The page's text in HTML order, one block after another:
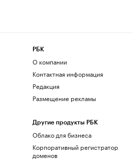
РБК
О компании
Контактная информация
Редакция
Размещение рекламы
Другие продукты РБК
Облако для бизнеса
Корпоративный регистратор
доменов